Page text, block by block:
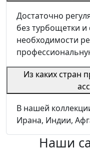
Достаточно
без турбощетки и
необходимости
Из каких стран
В нашей
Ирана, Индии,
Наши